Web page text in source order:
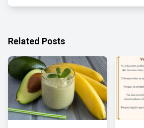
Related Posts